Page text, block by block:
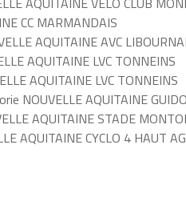
CC MARMANDAIS
AQUITAINE AVC
AQUITAINE LVC TONNEINS
AQUITAINE LVC TONNEINS
NOUVELLE AQUITAINE
AQUITAINE STADE
AQUITAINE CYCLO 4 HAUT